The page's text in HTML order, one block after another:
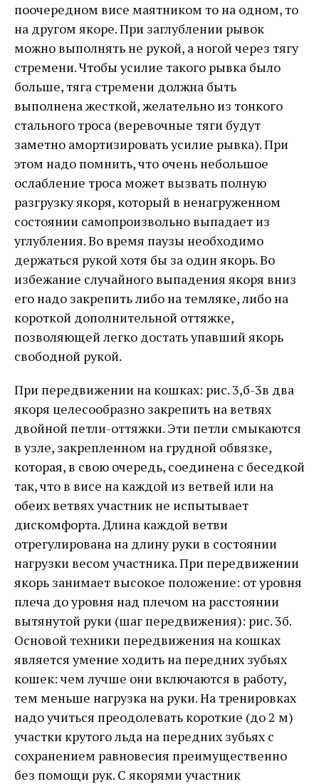
поочередном висе маятником то на одном, то
на другом якоре. При заглублении рывок
можно выполнять не рукой, а ногой через тягу
стремени. Чтобы усилие такого рывка было
больше, тяга стремени должна быть
выполнена жесткой, желательно из тонкого
стального троса (веревочные тяги будут
заметно амортизировать усилие рывка). При
этом надо помнить, что очень небольшое
ослабление троса может вызвать полную
разгрузку якоря, который в ненагруженном
состоянии самопроизвольно выпадает из
углубления. Во время паузы необходимо
держаться рукой хотя бы за один якорь. Во
избежание случайного выпадения якоря вниз
его надо закрепить либо на темляке, либо на
короткой дополнительной оттяжке,
позволяющей легко достать упавший якорь
свободной рукой.
При передвижении на кошках: рис. 3,б-3в два
якоря целесообразно закрепить на ветвях
двойной петли-оттяжки. Эти петли смыкаются
в узле, закрепленном на грудной обвязке,
которая, в свою очередь, соединена с беседкой
так, что в висе на каждой из ветвей или на
обеих ветвях участник не испытывает
дискомфорта. Длина каждой ветви
отрегулирована на длину руки в состоянии
нагрузки весом участника. При передвижении
якорь занимает высокое положение: от уровня
плеча до уровня над плечом на расстоянии
вытянутой руки (шаг передвижения): рис. 3б.
Основой техники передвижения на кошках
является умение ходить на передних зубьях
кошек: чем лучше они включаются в работу,
тем меньше нагрузка на руки. На тренировках
надо учиться преодолевать короткие (до 2 м)
участки крутого льда на передних зубьях с
сохранением равновесия преимущественно
без помощи рук. С якорями участник